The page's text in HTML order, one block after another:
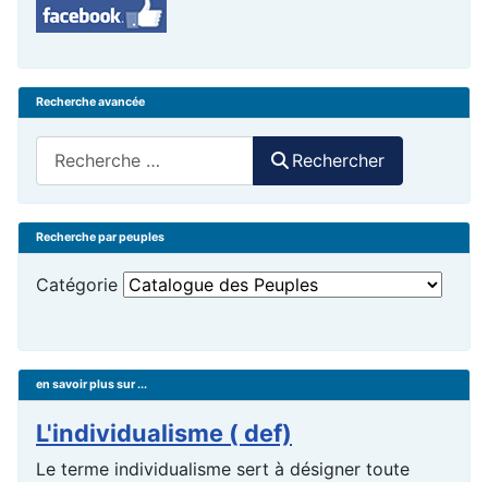
Recherche avancée
Rechercher
Recherche par peuples
Catégorie
en savoir plus sur ...
L'individualisme ( def)
Le terme individualisme sert à désigner toute